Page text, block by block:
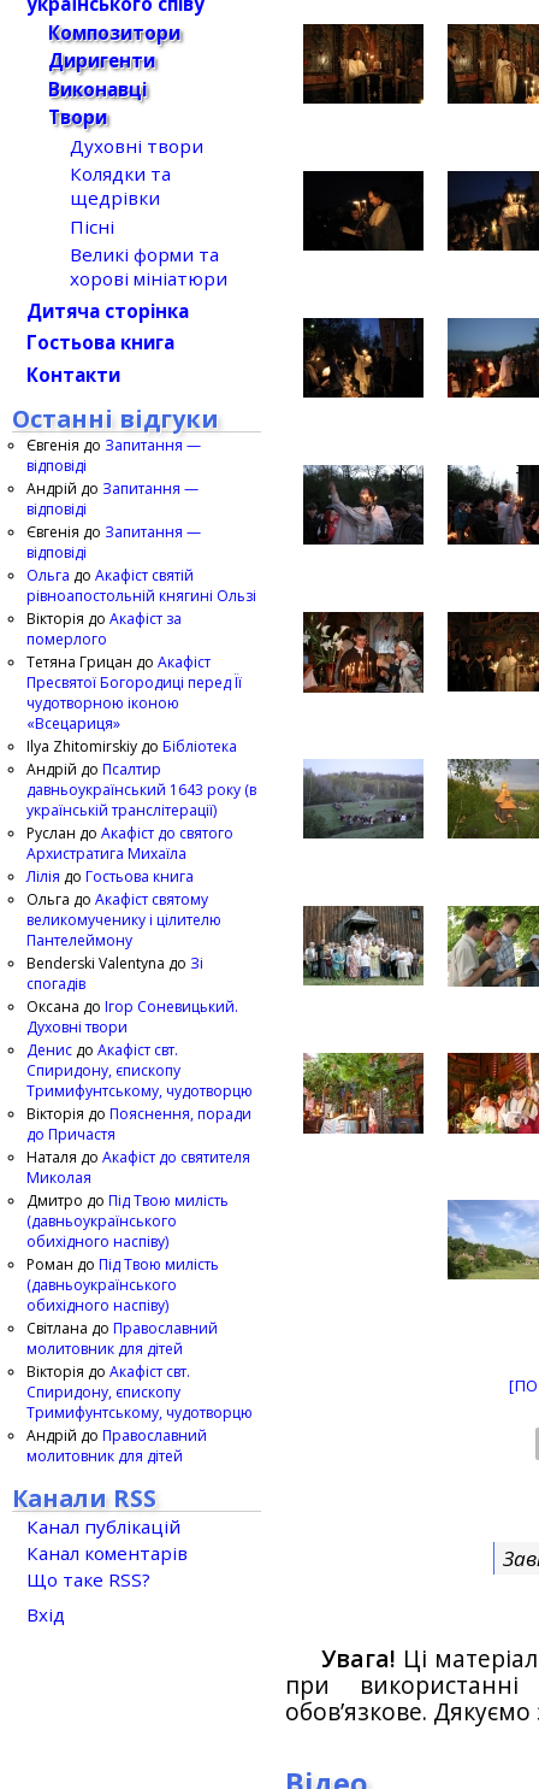
Увага! Ці
при
обов’язкове.
Композитори
Диригенти
Виконавці
Твори
Духовні твори
Колядки та
щедрівки
Пісні
Великі форми та
хорові мініатюри
Дитяча сторінка
Гостьова книга
Контакти
Останні відгуки
Євгенія до Запитання —
відповіді
Андрій до Запитання —
відповіді
Євгенія до Запитання —
відповіді
Ольга до Акафіст святій
рівноапостольній княгині Ользі
Вікторія до Акафіст за
померлого
Тетяна Грицан до Акафіст
Пресвятої Богородиці перед Її
чудотворною іконою
«Всецариця»
Ilya Zhitomirskiy до Бібліотека
Андрій до Псалтир
давньоукраїнський 1643 року (в
українській транслітерації)
Руслан до Акафіст до святого
Архистратига Михаїла
Лілія до Гостьова книга
Ольга до Акафіст святому
великомученику і цілителю
Пантелеймону
Benderski Valentyna до Зі
спогадів
Оксана до Ігор Соневицький.
Духовні твори
Денис до Акафіст свт.
Спиридону, єпископу
Тримифунтському, чудотворцю
Вікторія до Пояснення, поради
до Причастя
Наталя до Акафіст до святителя
Миколая
Дмитро до Під Твою милість
(давньоукраїнського
обихідного наспіву)
Роман до Під Твою милість
(давньоукраїнського
обихідного наспіву)
Світлана до Православний
молитовник для дітей
Вікторія до Акафіст свт.
Спиридону, єпископу
Тримифунтському, чудотворцю
Андрій до Православний
молитовник для дітей
Канали RSS
Канал публікацій
Канал коментарів
Що таке RSS?
Вхід